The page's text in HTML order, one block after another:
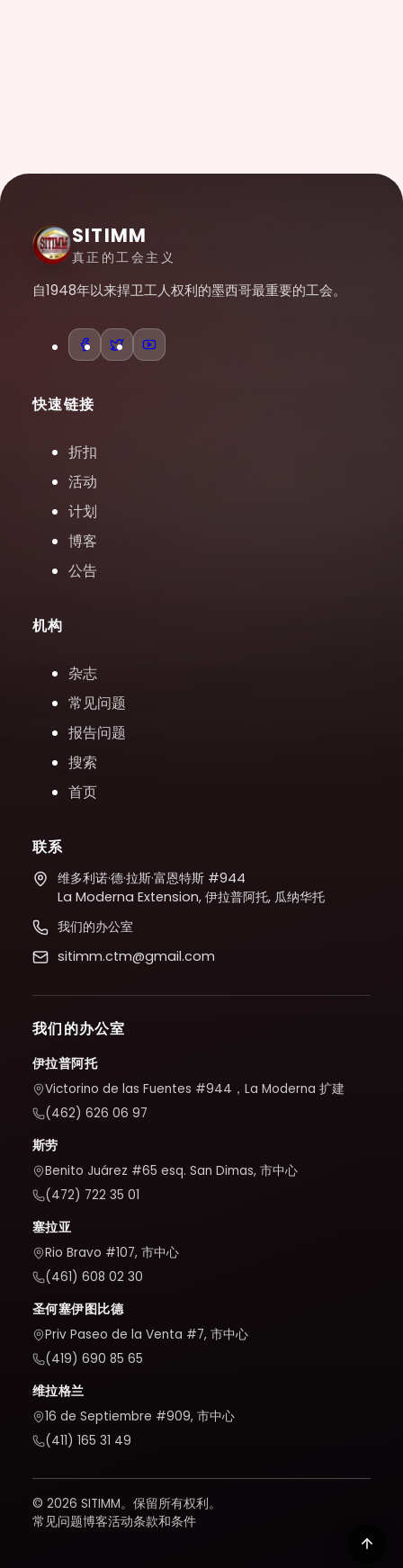
SITIMM
真正的工会主义
自1948年以来捍卫工人权利的墨西哥最重要的工会。
快速链接
折扣
活动
计划
博客
公告
机构
杂志
常见问题
报告问题
搜索
首页
联系
维多利诺·德·拉斯·富恩特斯 #944
La Moderna Extension, 伊拉普阿托, 瓜纳华托
我们的办公室
sitimm.ctm@gmail.com
我们的办公室
伊拉普阿托
Victorino de las Fuentes #944，La Moderna 扩建
(462) 626 06 97
斯劳
Benito Juárez #65 esq. San Dimas, 市中心
(472) 722 35 01
塞拉亚
Rio Bravo #107, 市中心
(461) 608 02 30
圣何塞伊图比德
Priv Paseo de la Venta #7, 市中心
(419) 690 85 65
维拉格兰
16 de Septiembre #909, 市中心
(411) 165 31 49
© 2026 SITIMM。保留所有权利。
常见问题博客活动条款和条件